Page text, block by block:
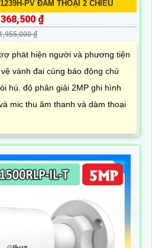
PV ĐÀM THOẠI 2 CHIỀU
₫
₫
phát hiện người và phương tiện
vành đai cùng báo động chủ
hú. độ phân giải 2MP ghi hình
mic thu âm thanh và dàm thoại